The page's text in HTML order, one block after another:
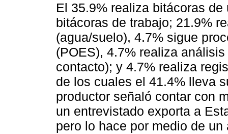
El 35.9% realiza bitácoras
bitácoras de trabajo; 21.9%
(agua/suelo), 4.7% sigue
(POES), 4.7% realiza
contacto); y 4.7% realiza
de los cuales el 41.4% lleva
productor señaló contar con
un entrevistado exporta a
pero lo hace por medio de